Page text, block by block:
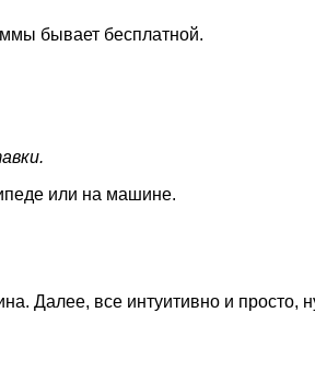
бывает бесплатной.
или на машине.
Далее, все интуитивно и просто,